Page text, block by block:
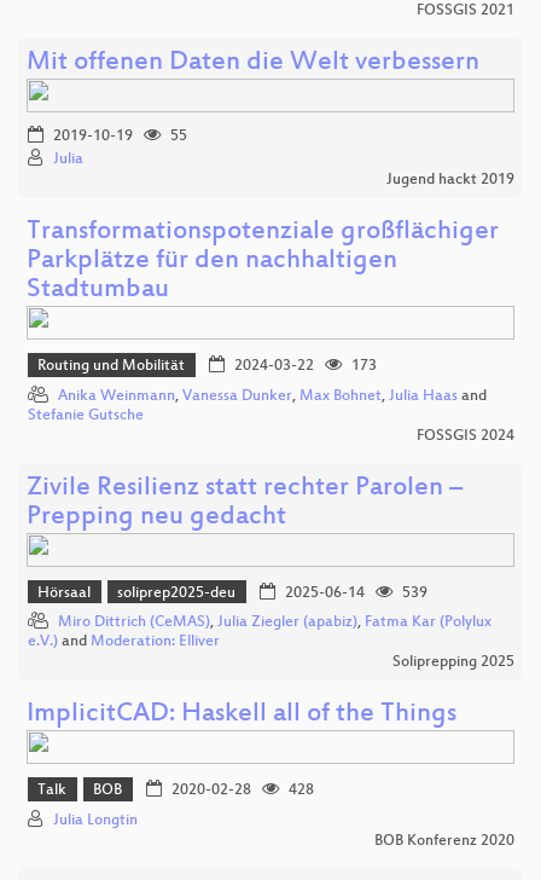
FOSSGIS 2021
Mit offenen Daten die Welt verbessern
2019-10-19
55
Julia
Jugend hackt 2019
Transformationspotenziale großflächiger
Parkplätze für den nachhaltigen
Stadtumbau
Routing und Mobilität 2024-03-22
173
Anika Weinmann, Vanessa Dunker, Max Bohnet, Julia Haas and
Stefanie Gutsche
FOSSGIS 2024
Zivile Resilienz statt rechter Parolen –
Prepping neu gedacht
Hörsaal soliprep2025-deu 2025-06-14
539
Miro Dittrich (CeMAS), Julia Ziegler (apabiz), Fatma Kar (Polylux
e.V.) and Moderation: Elliver
Soliprepping 2025
ImplicitCAD: Haskell all of the Things
Talk BOB 2020-02-28
428
Julia Longtin
BOB Konferenz 2020